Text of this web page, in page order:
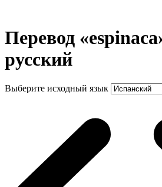
Перевод
русский
Выберите исходный язык